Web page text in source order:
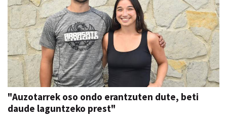
"Auzotarrek oso ondo erantzuten dute, beti
daude laguntzeko prest"